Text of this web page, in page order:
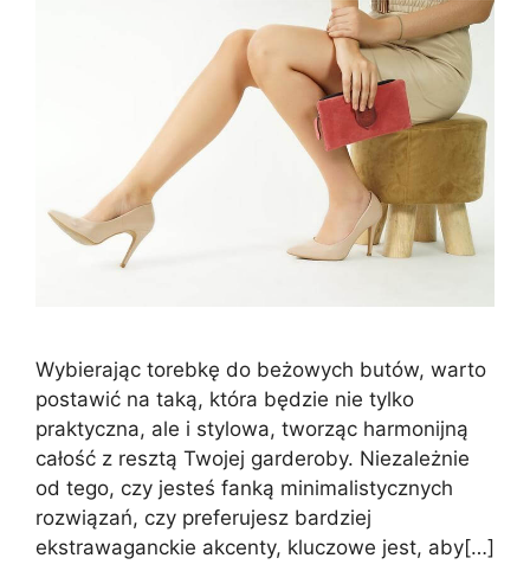
Wybierając torebkę do beżowych butów, warto
postawić na taką, która będzie nie tylko
praktyczna, ale i stylowa, tworząc harmonijną
całość z resztą Twojej garderoby. Niezależnie
od tego, czy jesteś fanką minimalistycznych
rozwiązań, czy preferujesz bardziej
ekstrawaganckie akcenty, kluczowe jest, aby[…]